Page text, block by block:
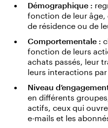
Démographique :
fonction de leur âge,
de résidence ou de
Comportementale :
fonction de leurs
achats passés, leur
leurs interactions
Niveau
en différents
actifs, ceux qui
e-mails et les